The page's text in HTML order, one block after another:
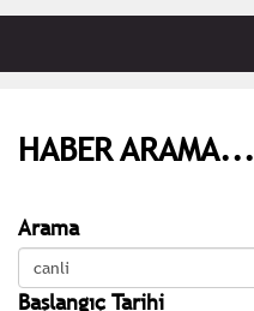
HABER ARAMA...
Arama
Başlangıç Tarihi